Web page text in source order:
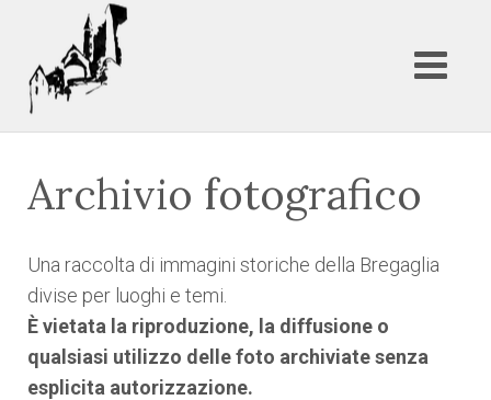
Archivio fotografico
Una raccolta di immagini storiche della Bregaglia
divise per luoghi e temi.
È vietata la riproduzione, la diffusione o
qualsiasi utilizzo delle foto archiviate senza
esplicita autorizzazione.